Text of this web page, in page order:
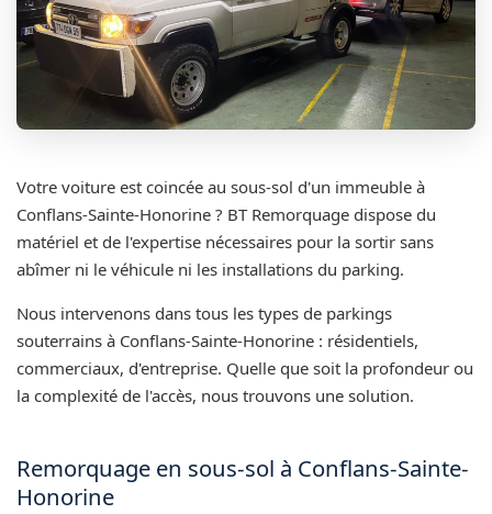
Votre voiture est coincée au sous-sol d'un immeuble à
Conflans-Sainte-Honorine ? BT Remorquage dispose du
matériel et de l'expertise nécessaires pour la sortir sans
abîmer ni le véhicule ni les installations du parking.
Nous intervenons dans tous les types de parkings
souterrains à Conflans-Sainte-Honorine : résidentiels,
commerciaux, d'entreprise. Quelle que soit la profondeur ou
la complexité de l'accès, nous trouvons une solution.
Remorquage en sous-sol à Conflans-Sainte-
Honorine